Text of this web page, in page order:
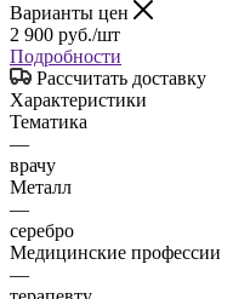
Варианты цен
2 900 руб./шт
Подробности
Рассчитать доставку
Характеристики
Тематика
—
врачу
Металл
—
серебро
Медицинские профессии
—